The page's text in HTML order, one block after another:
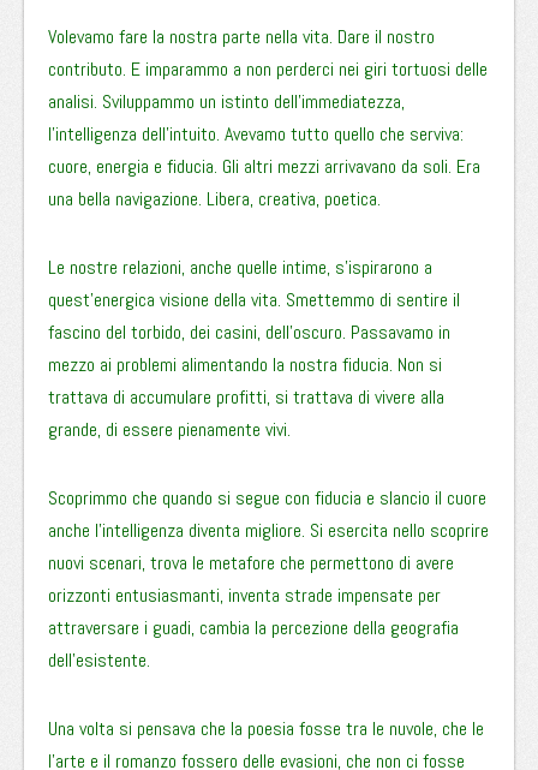
Volevamo fare la nostra parte nella vita. Dare il nostro
contributo. E imparammo a non perderci nei giri tortuosi delle
analisi. Sviluppammo un istinto dell’immediatezza,
l’intelligenza dell’intuito. Avevamo tutto quello che serviva:
cuore, energia e fiducia. Gli altri mezzi arrivavano da soli. Era
una bella navigazione. Libera, creativa, poetica.
Le nostre relazioni, anche quelle intime, s’ispirarono a
quest’energica visione della vita. Smettemmo di sentire il
fascino del torbido, dei casini, dell’oscuro. Passavamo in
mezzo ai problemi alimentando la nostra fiducia. Non si
trattava di accumulare profitti, si trattava di vivere alla
grande, di essere pienamente vivi.
Scoprimmo che quando si segue con fiducia e slancio il cuore
anche l’intelligenza diventa migliore. Si esercita nello scoprire
nuovi scenari, trova le metafore che permettono di avere
orizzonti entusiasmanti, inventa strade impensate per
attraversare i guadi, cambia la percezione della geografia
dell’esistente.
Una volta si pensava che la poesia fosse tra le nuvole, che le
l’arte e il romanzo fossero delle evasioni, che non ci fosse